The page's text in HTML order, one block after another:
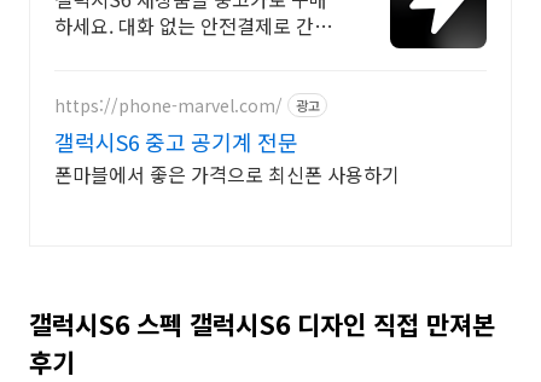
하세요. 대화 없는 안전결제로 간편
신규 상품 업로드
https://phone-marvel.com/ 광고
갤럭시S6 중고 공기계 전문
폰마블에서 좋은 가격으로 최신폰 사용하기
갤럭시S6 스펙 갤럭시S6 디자인 직접 만져본
후기